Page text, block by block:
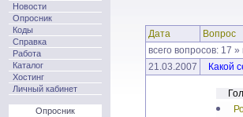
Новости
Опросник
Коды
Справка
Работа
Каталог
Хостинг
Личный кабинет
Опросник
Дата
Вопрос
всего вопросов: 17
21.03.2007
Какой